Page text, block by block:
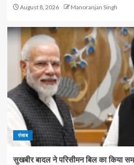
August 8, 2026 Manoranjan Singh
पंजाब
सुखबीर बादल ने परिसीमन बिल का किया